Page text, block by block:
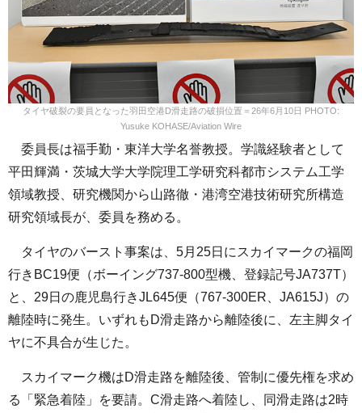
タイヤ破裂の要員となった羽田空港D滑走路の破損位置＝26年6月10日 PHOTO:
Yusuke KOHASE/Aviation Wire
委員長は福手勤・東洋大学名誉教授。学識経験者として
平田輝満・茨城大学大学院理工学研究科都市システム工学
領域教授、研究機関から山路徹・港湾空港技術研究所構造
研究領域長が、委員を務める。
タイヤのバースト事案は、5月25日にスカイマークの福岡
行きBC19便（ボーイング737-800型機、登録記号JA737T）
と、29日の鹿児島行きJL645便（767-300ER、JA615J）の
離陸時に発生。いずれもD滑走路から離陸後に、左主脚タイ
ヤに不具合が生じた。
スカイマーク機はD滑走路を離陸後、管制に優先権を求め
る「緊急着陸」を要請。C滑走路へ着陸し、同滑走路は2時